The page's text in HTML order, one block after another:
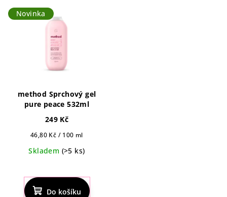
Novinka
method Sprchový gel
pure peace 532ml
249 Kč
Měrná
46,80 Kč / 100 ml
Skladem (>5 ks)
Do košíku